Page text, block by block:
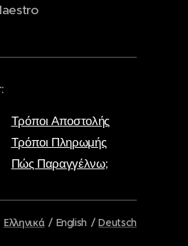
Τρόποι Αποστολής
Τρόποι Πληρωμής
Πώς Παραγγέλνω;
Ελληνικά English Deutsch